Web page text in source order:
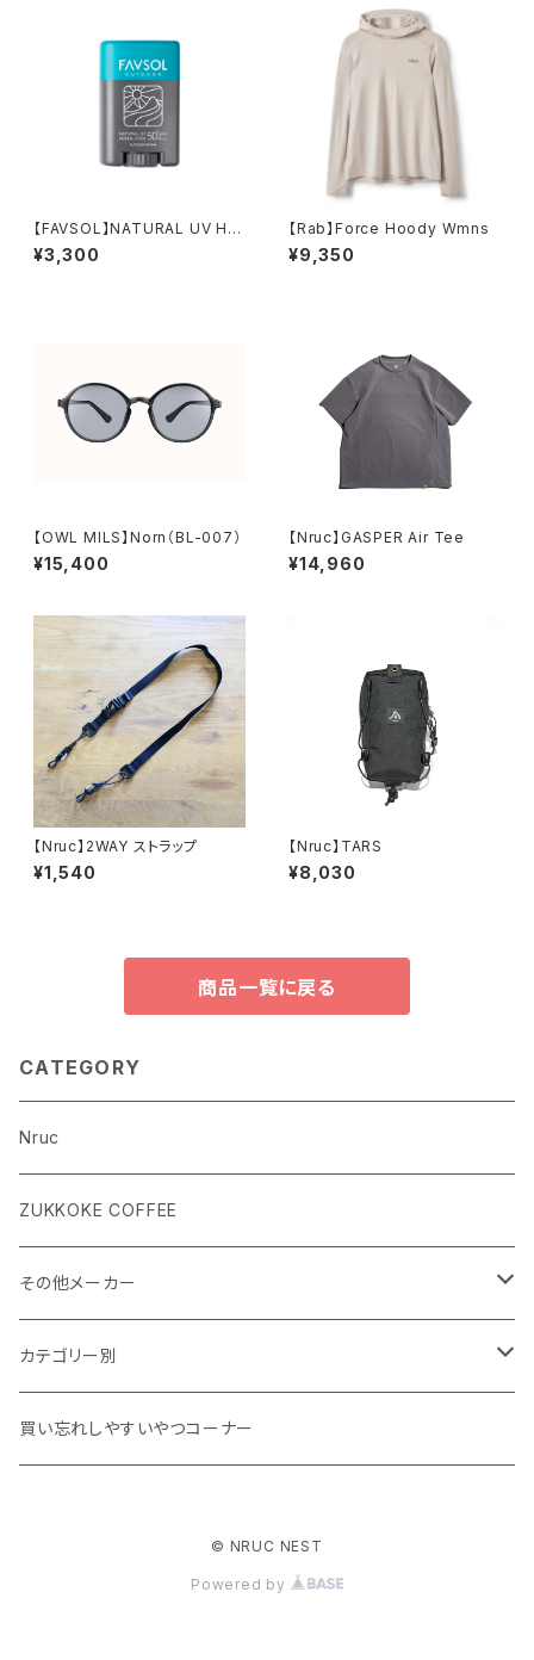
【FAVSOL】NATURAL UV HE
RBAL STICK
¥3,300
【Rab】Force Hoody Wmns
¥9,350
【OWL MILS】Norn（BL-007）
¥15,400
【Nruc】GASPER Air Tee
¥14,960
【Nruc】2WAY ストラップ
¥1,540
【Nruc】TARS
¥8,030
商品一覧に戻る
CATEGORY
Nruc
ZUKKOKE COFFEE
その他メーカー
ACLIMA
atelierBluebottle
カテゴリー別
Unisex ウェア
買い忘れしやすいやつコーナー
© NRUC NEST
Powered by